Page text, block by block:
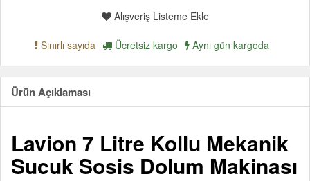
Alışveriş Listeme Ekle
Sınırlı sayıda Ücretsiz kargo Aynı gün kargoda
Ürün Açıklaması
Lavion 7 Litre Kollu Mekanik
Sucuk Sosis Dolum Makinası